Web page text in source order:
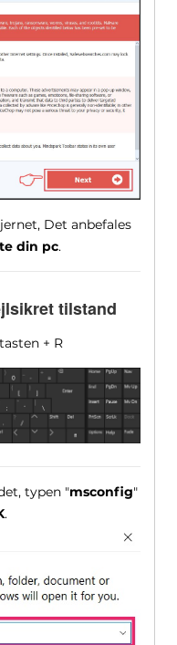
Det anbefales
din pc.
tilstand
+ R
typen "msconfig"
.